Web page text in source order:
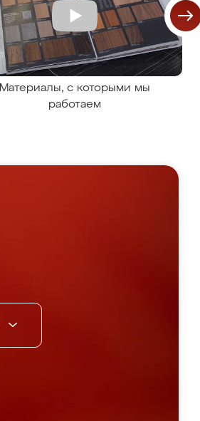
Материалы, с которыми мы
работаем